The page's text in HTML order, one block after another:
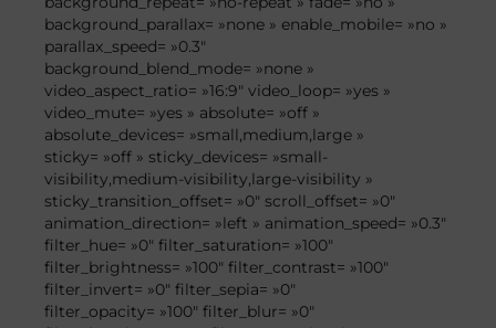
background_parallax= »none » enable_mobile= »no »
parallax_speed= »0.3″
background_blend_mode= »none »
video_aspect_ratio= »16:9″ video_loop= »yes »
video_mute= »yes » absolute= »off »
absolute_devices= »small,medium,large »
sticky= »off » sticky_devices= »small-
visibility,medium-visibility,large-visibility »
sticky_transition_offset= »0″ scroll_offset= »0″
animation_direction= »left » animation_speed= »0.3″
filter_hue= »0″ filter_saturation= »100″
filter_brightness= »100″ filter_contrast= »100″
filter_invert= »0″ filter_sepia= »0″
filter_opacity= »100″ filter_blur= »0″